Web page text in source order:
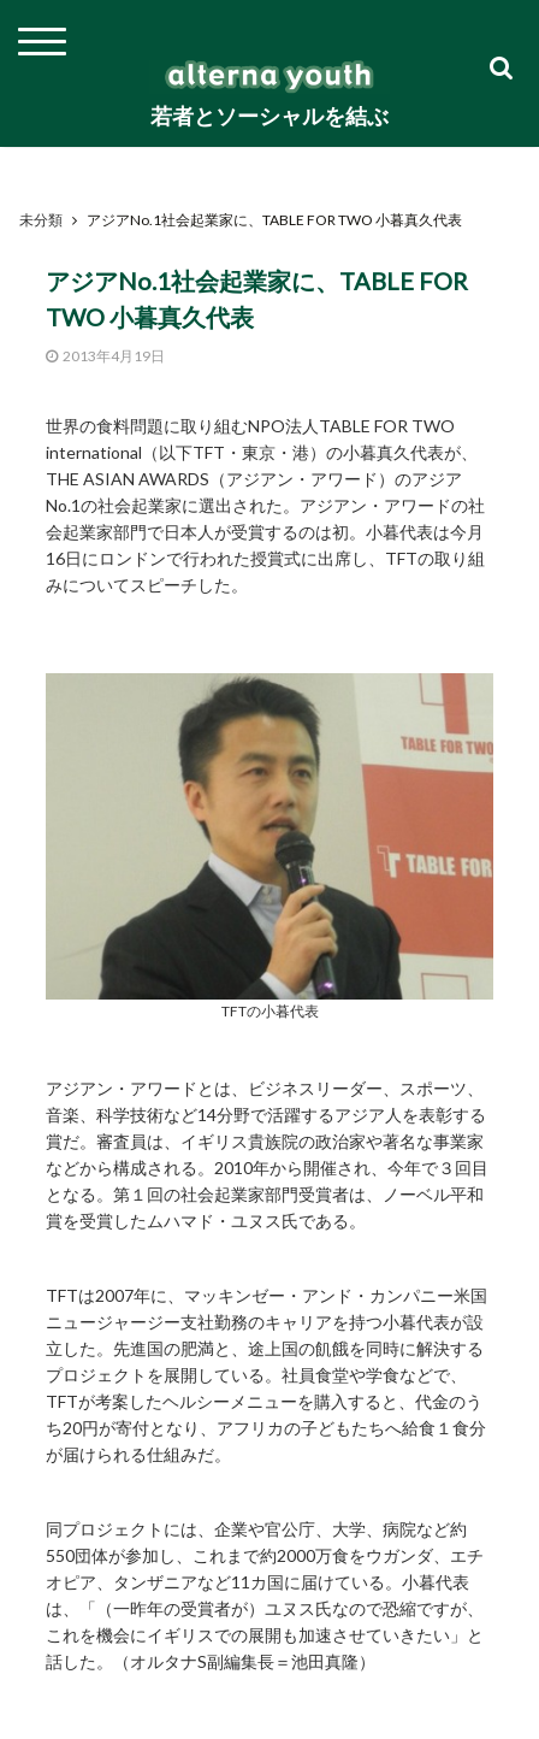
若者とソーシャルを結ぶ
未分類 アジアNo.1社会起業家に、TABLE FOR TWO 小暮真久代表
アジアNo.1社会起業家に、TABLE FOR
TWO 小暮真久代表
2013年4月19日
世界の食料問題に取り組むNPO法人TABLE FOR TWO
international（以下TFT・東京・港）の小暮真久代表が、
THE ASIAN AWARDS（アジアン・アワード）のアジア
No.1の社会起業家に選出された。アジアン・アワードの社
会起業家部門で日本人が受賞するのは初。小暮代表は今月
16日にロンドンで行われた授賞式に出席し、TFTの取り組
みについてスピーチした。
TFTの小暮代表
アジアン・アワードとは、ビジネスリーダー、スポーツ、
音楽、科学技術など14分野で活躍するアジア人を表彰する
賞だ。審査員は、イギリス貴族院の政治家や著名な事業家
などから構成される。2010年から開催され、今年で３回目
となる。第１回の社会起業家部門受賞者は、ノーベル平和
賞を受賞したムハマド・ユヌス氏である。
TFTは2007年に、マッキンゼー・アンド・カンパニー米国
ニュージャージー支社勤務のキャリアを持つ小暮代表が設
立した。先進国の肥満と、途上国の飢餓を同時に解決する
プロジェクトを展開している。社員食堂や学食などで、
TFTが考案したヘルシーメニューを購入すると、代金のう
ち20円が寄付となり、アフリカの子どもたちへ給食１食分
が届けられる仕組みだ。
同プロジェクトには、企業や官公庁、大学、病院など約
550団体が参加し、これまで約2000万食をウガンダ、エチ
オピア、タンザニアなど11カ国に届けている。小暮代表
は、「（一昨年の受賞者が）ユヌス氏なので恐縮ですが、
これを機会にイギリスでの展開も加速させていきたい」と
話した。（オルタナS副編集長＝池田真隆）